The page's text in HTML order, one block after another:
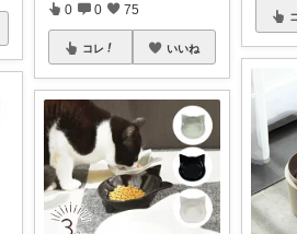
0 0 75
コレ いいね